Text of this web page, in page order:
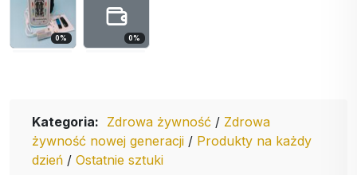
0% 0%
Kategoria: Zdrowa żywność / Zdrowa
żywność nowej generacji / Produkty na każdy
dzień / Ostatnie sztuki